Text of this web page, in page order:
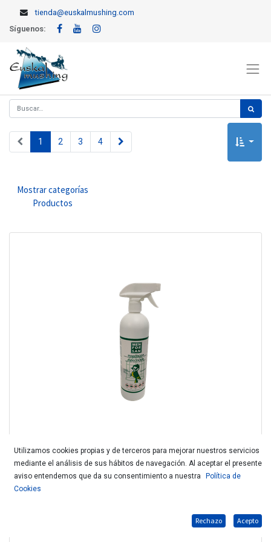
tienda@euskalmushing.com
Síguenos:
1 2 3 4
Mostrar categorías
Productos
D.MENFORSAN ANTIPARASITOS AVES 750ml.
Utilizamos cookies propias y de terceros para mejorar nuestros servicios
mediante el análisis de sus hábitos de navegación. Al aceptar el presente
aviso entendemos que da su consentimiento a nuestra
Política de
Cookies
Rechazo Acepto